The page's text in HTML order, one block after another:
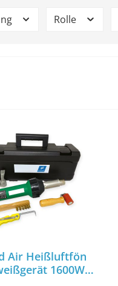
Rolle
Air Heißluftfön
1600W